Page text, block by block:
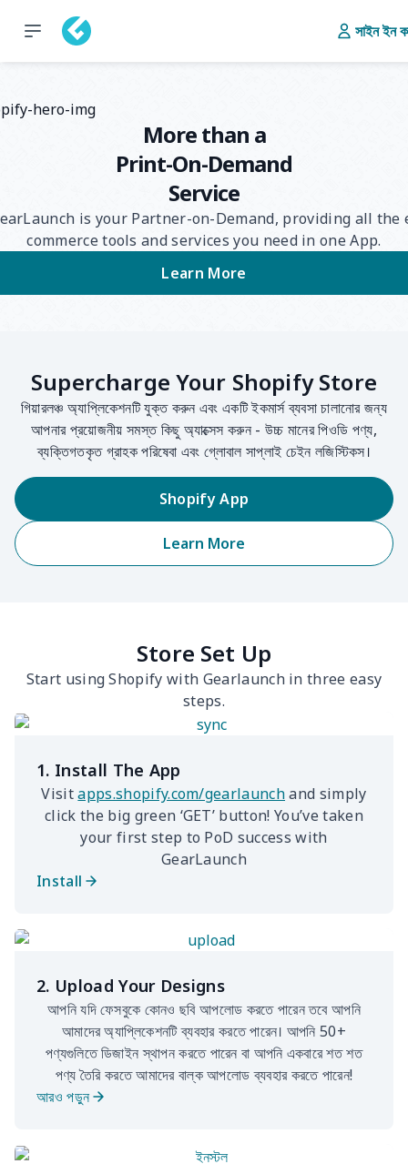
সাইন ইন
More than a
Print-On-Demand
Service
is your Partner-on-Demand, providing all the
commerce tools and services you need in one App.
Learn More
Supercharge Your Shopify Store
গিয়ারলঞ্চ অ্যাপ্লিকেশনটি যুক্ত করুন এবং একটি ইকমার্স ব্যবসা চালানোর জন্য
আপনার প্রয়োজনীয় সমস্ত কিছু অ্যাক্সেস করুন - উচ্চ মানের পিওডি পণ্য,
ব্যক্তিগতকৃত গ্রাহক পরিষেবা এবং গ্লোবাল সাপ্লাই চেইন লজিস্টিকস।
Shopify App
Learn More
Store Set Up
Start using Shopify with Gearlaunch in three easy
steps.
1. Install The App
Visitapps.shopify.com/gearlaunchand simply
click the big green ‘GET’ button! You’ve taken
your first step to PoD success with
GearLaunch
Install
2. Upload Your Designs
আপনি যদি ফেসবুকে কোনও ছবি আপলোড করতে পারেন তবে আপনি
আমাদের অ্যাপ্লিকেশনটি ব্যবহার করতে পারেন। আপনি 50+
পণ্যগুলিতে ডিজাইন স্থাপন করতে পারেন বা আপনি একবারে শত শত
পণ্য তৈরি করতে আমাদের বাল্ক আপলোড ব্যবহার করতে পারেন!
আরও পড়ুন